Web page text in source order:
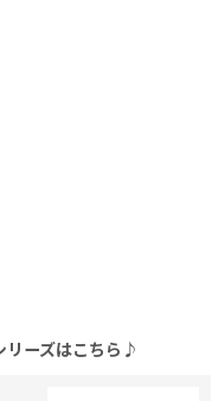
リーズはこちら♪